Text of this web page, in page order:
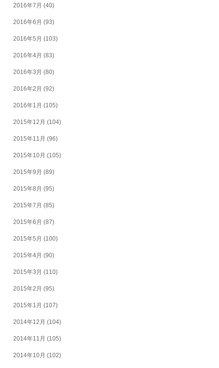
2016年7月 (40)
2016年6月 (93)
2016年5月 (103)
2016年4月 (83)
2016年3月 (80)
2016年2月 (92)
2016年1月 (105)
2015年12月 (104)
2015年11月 (96)
2015年10月 (105)
2015年9月 (89)
2015年8月 (95)
2015年7月 (85)
2015年6月 (87)
2015年5月 (100)
2015年4月 (90)
2015年3月 (110)
2015年2月 (95)
2015年1月 (107)
2014年12月 (104)
2014年11月 (105)
2014年10月 (102)